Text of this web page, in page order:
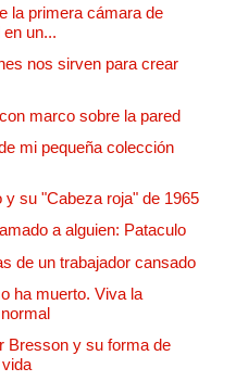
la primera cámara de
un...
nos sirven para crear
marco sobre la pared
mi pequeña colección
y su "Cabeza roja" de 1965
a alguien: Pataculo
de un trabajador cansado
ha muerto. Viva la
Bresson y su forma de